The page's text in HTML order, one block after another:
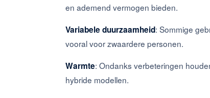
en ademend vermogen bieden.
Variabele duurzaamheid: Sommige
vooral voor zwaardere personen.
Warmte: Ondanks verbeteringen
hybride modellen.